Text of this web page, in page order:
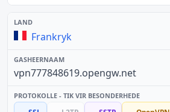
Frankryk
vpn777848619.opengw.net